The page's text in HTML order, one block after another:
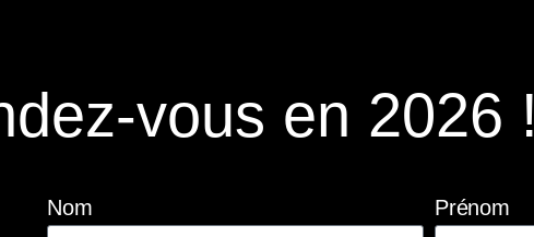
vous en 2026 !
Nom Prénom